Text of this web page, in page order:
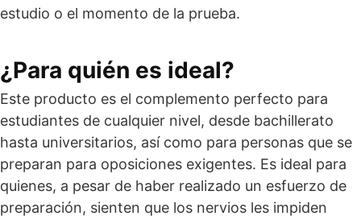
estudio o el momento de la prueba.
¿Para quién es ideal?
Este producto es el complemento perfecto para
estudiantes de cualquier nivel, desde bachillerato
hasta universitarios, así como para personas que se
preparan para oposiciones exigentes. Es ideal para
quienes, a pesar de haber realizado un esfuerzo de
preparación, sienten que los nervios les impiden